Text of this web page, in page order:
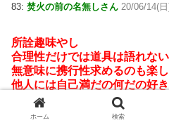
83: 焚火の前の名無しさん 20/06/14(
所詮趣味やし
合理性だけでは道具は語れない
無意味に携行性求めるのも楽
他人には自己満だの何だの好
ホーム 検索